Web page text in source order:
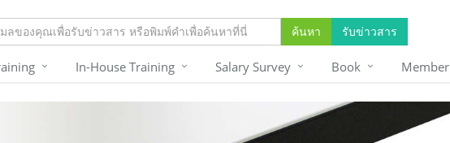
ค้นหา รับข่าวสาร
In-House Training Salary Survey Book Member